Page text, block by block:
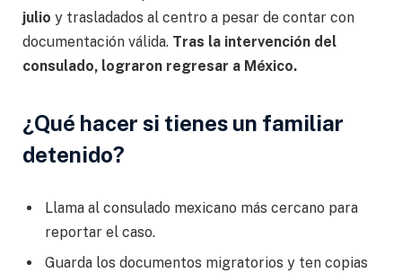
julio y trasladados al centro a pesar de contar con
documentación válida. Tras la intervención del
consulado, lograron regresar a México.
¿Qué hacer si tienes un familiar
detenido?
Llama al consulado mexicano más cercano para
reportar el caso.
Guarda los documentos migratorios y ten copias